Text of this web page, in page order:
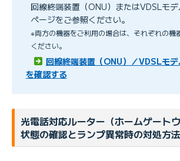
回線終端装置（ONU）またはVDSLモ
ページをご参照ください。
※両方の機器をご利用の場合は、それぞれの機
ください。
回線終端装置（ONU）／VDSLモ
を確認する
光電話対応ルーター（ホームゲート
状態の確認とランプ異常時の対処方法